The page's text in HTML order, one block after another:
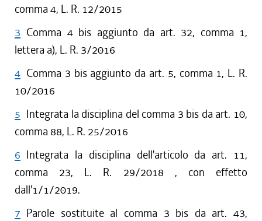
comma 4, L. R. 12/2015
3 Comma 4 bis aggiunto da art. 32, comma 1,
lettera a), L. R. 3/2016
4 Comma 3 bis aggiunto da art. 5, comma 1, L. R.
10/2016
5 Integrata la disciplina del comma 3 bis da art. 10,
comma 88, L. R. 25/2016
6 Integrata la disciplina dell'articolo da art. 11,
comma 23, L. R. 29/2018 , con effetto
dall'1/1/2019.
7 Parole sostituite al comma 3 bis da art. 43,